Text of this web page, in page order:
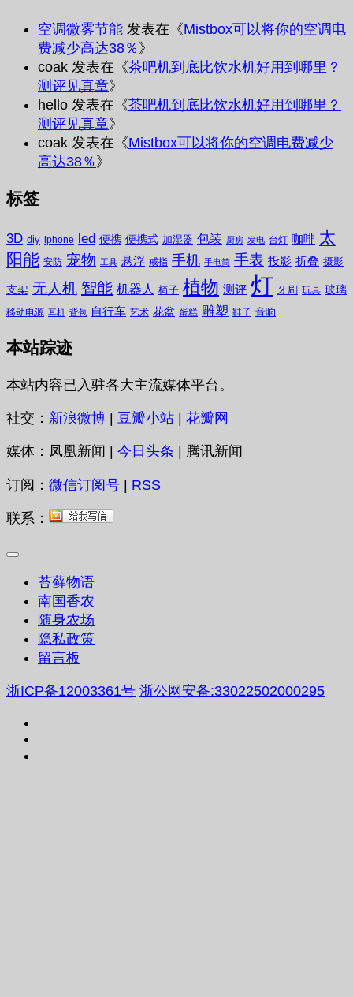
空调微雾节能 发表在《Mistbox可以将你的空调电
费减少高达38％》
coak 发表在《茶吧机到底比饮水机好用到哪里？
测评见真章》
hello 发表在《茶吧机到底比饮水机好用到哪里？
测评见真章》
coak 发表在《Mistbox可以将你的空调电费减少
高达38％》
标签
3D diy iphone led 便携 便携式 加湿器 包装 厨房 发电 台灯 咖啡 太
阳能 安防 宠物 工具 悬浮 戒指 手机 手电筒 手表 投影 折叠 摄影
支架 无人机 智能 机器人 椅子 植物 测评 灯 牙刷 玩具 玻璃
移动电源 耳机 背包 自行车 艺术 花盆 蛋糕 雕塑 鞋子 音响
本站踪迹
本站内容已入驻各大主流媒体平台。
社交： 新浪微博 豆瓣小站 花瓣网
媒体：凤凰新闻 | 今日头条 | 腾讯新闻
订阅： 微信订阅号 | RSS
联系：
苔藓物语
南国香农
随身农场
隐私政策
留言板
浙ICP备12003361号 浙公网安备:33022502000295